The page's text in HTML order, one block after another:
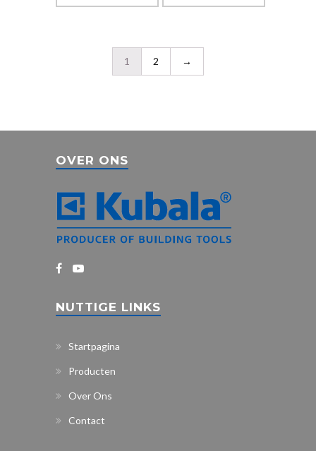
1 2 →
OVER ONS
NUTTIGE LINKS
Startpagina
Producten
Over Ons
Contact